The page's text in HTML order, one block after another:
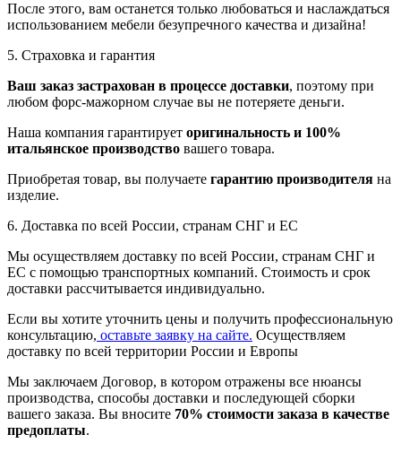
После этого, вам останется только любоваться и наслаждаться
использованием мебели безупречного качества и дизайна!
5. Страховка и гарантия
Ваш заказ застрахован в процессе доставки, поэтому при
любом форс-мажорном случае вы не потеряете деньги.
Наша компания гарантирует оригинальность и 100%
итальянское производство вашего товара.
Приобретая товар, вы получаете гарантию производителя на
изделие.
6. Доставка по всей России, странам СНГ и ЕС
Мы осуществляем доставку по всей России, странам СНГ и
ЕС с помощью транспортных компаний. Стоимость и срок
доставки рассчитывается индивидуально.
Если вы хотите уточнить цены и получить профессиональную
консультацию, оставьте заявку на сайте. Осуществляем
доставку по всей территории России и Европы
Мы заключаем Договор, в котором отражены все нюансы
производства, способы доставки и последующей сборки
вашего заказа. Вы вносите 70% стоимости заказа в качестве
предоплаты.